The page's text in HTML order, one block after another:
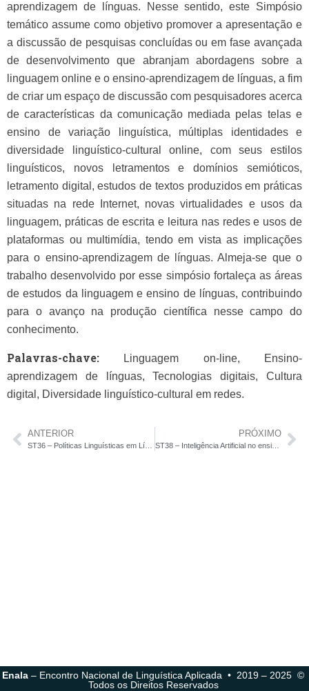
aprendizagem de línguas. Nesse sentido, este Simpósio
temático assume como objetivo promover a apresentação e
a discussão de pesquisas concluídas ou em fase avançada
de desenvolvimento que abranjam abordagens sobre a
linguagem online e o ensino-aprendizagem de línguas, a fim
de criar um espaço de discussão com pesquisadores acerca
de características da comunicação mediada pelas telas e
ensino de variação linguística, múltiplas identidades e
diversidade linguístico-cultural online, com seus estilos
linguísticos, novos letramentos e domínios semióticos,
letramento digital, estudos de textos produzidos em práticas
situadas na rede Internet, novas virtualidades e usos da
linguagem, práticas de escrita e leitura nas redes e usos de
plataformas ou multimídia, tendo em vista as implicações
para o ensino-aprendizagem de línguas. Almeja-se que o
trabalho desenvolvido por esse simpósio fortaleça as áreas
de estudos da linguagem e ensino de línguas, contribuindo
para o avanço na produção científica nesse campo do
conhecimento.
Palavras-chave: Linguagem on-line, Ensino-
aprendizagem de línguas, Tecnologias digitais, Cultura
digital, Diversidade linguístico-cultural em redes.
ANTERIOR PRÓXIMO
ST38 – Inteligência Artificial no ensino de línguas: impactos pedagógicos, personalização da aprendizagem, inclusão e desafios éticos
Enala – Encontro Nacional de Linguística Aplicada • 2019 – 2025 ©
Todos os Direitos Reservados